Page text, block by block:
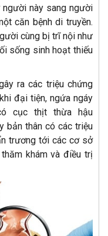
này sang người
căn bệnh di truyền.
cùng bị trĩ nội như
sống sinh hoạt thiếu
ra các triệu chứng
đại tiện, ngứa ngáy
cục thịt thừa hậu
bản thân có các triệu
trương tới các cơ sở
khám và điều trị